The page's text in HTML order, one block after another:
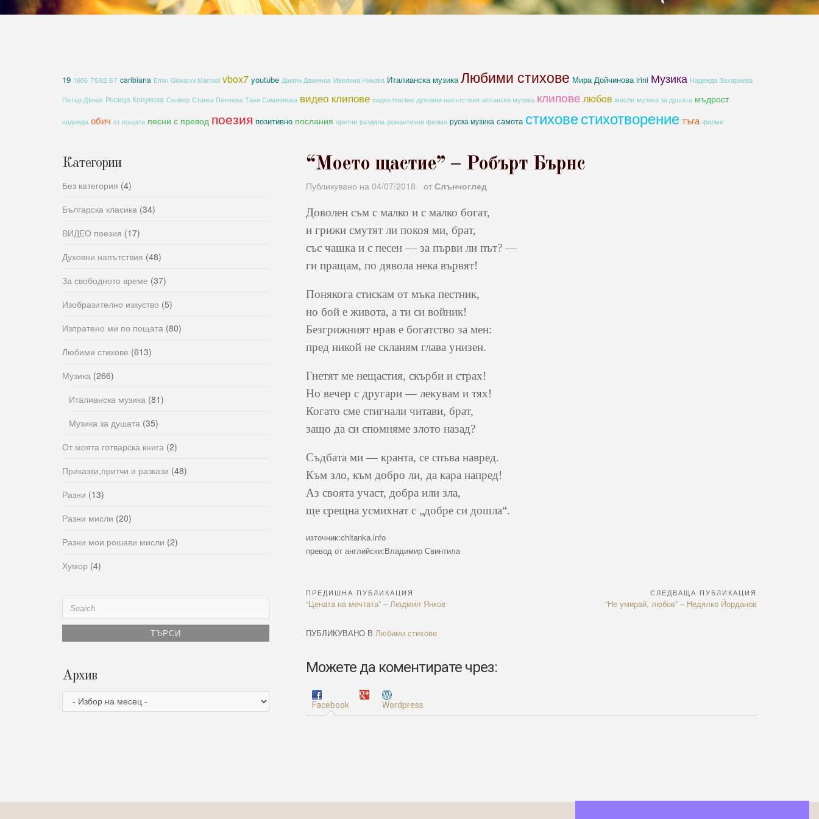
19 1606 7592.67 caribiana Emin Giovanni Marradi vbox7 youtube Дамян Дамянов Ивелина Никова Италианска музика Любими стихове Мира Дойчинова irini Музика Надежда Захариева
Петър Дънов Росица Копукова Селвер Станка Пенчева Таня Симеонова видео клипове видео поезия духовни напътствия испанска музика клипове любов мисли музика за душата мъдрост
надежда обич от пощата песни с превод поезия позитивно послания притчи раздяла романтични филми руска музика самота стиховестихотворениетъга филми
“Моето щастие” – Робърт Бърнс
Публикувано на 04/07/2018 от Слънчоглед
Доволен съм с малко и с малко богат,
и грижи смутят ли покоя ми, брат,
със чашка и с песен — за първи ли път? —
ги пращам, по дявола нека вървят!
Понякога стискам от мъка пестник,
но бой е живота, а ти си войник!
Безгрижният нрав е богатство за мен:
пред никой не скланям глава унизен.
Гнетят ме нещастия, скърби и страх!
Но вечер с другари — лекувам и тях!
Когато сме стигнали читави, брат,
защо да си спомняме злото назад?
Съдбата ми — кранта, се спъва навред.
Към зло, към добро ли, да кара напред!
Аз своята участ, добра или зла,
ще срещна усмихнат с „добре си дошла“.
източник:chitanka.info
превод от английски:Владимир Свинтила
Навигация
ПРЕДИШНА ПУБЛИКАЦИЯ
Previous
“Цената на мечтата” – Людмил Янков
СЛЕДВАЩА ПУБЛИКАЦИЯ
Next
“Не умирай, любов” – Недялко Йорданов
ПУБЛИКУВАНО В Любими стихове
Можете да коментирате чрез:
Facebook Wordpress
Категории
Без категория (4)
Българска класика (34)
ВИДЕО поезия (17)
Духовни напътствия (48)
За свободното време (37)
Изобразително изкуство (5)
Изпратено ми по пощата (80)
Любими стихове (613)
Музика (266)
Италианска музика (81)
Музика за душата (35)
От моята готварска книга (2)
Приказки,притчи и разкази (48)
Разни (13)
Разни мисли (20)
Разни мои рошави мисли (2)
Хумор (4)
Search
for:
Архив
Архив